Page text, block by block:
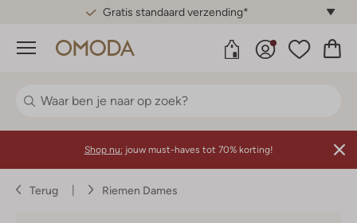
Gratis standaard verzending*
Menu
Shop nu: jouw must-haves tot 70% korting!
Terug Riemen Dames